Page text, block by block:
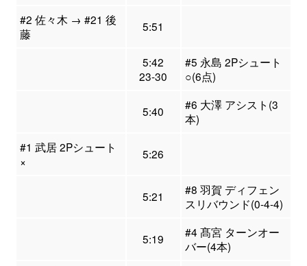
#2 佐々木 → #21 後
藤
5:51
5:42
23-30
#5 永島 2Pシュート
○(6点)
5:40
#6 大澤 アシスト(3
本)
#1 武居 2Pシュート
×
5:26
5:21
#8 羽賀 ディフェン
スリバウンド(0-4-4)
5:19
#4 髙宮 ターンオー
バー(4本)